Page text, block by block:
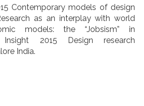
Contemporary models of design
as an interplay with world
models: the “Jobsism” in
2015 Design research
India.